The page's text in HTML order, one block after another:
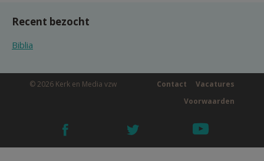
Recent bezocht
Biblia
© 2026 Kerk en Media vzw Vacatures
Contact
Voorwaarden